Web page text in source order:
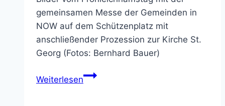
gemeinsamen Messe der Gemeinden in
NOW auf dem Schützenplatz mit
anschließender Prozession zur Kirche St.
Georg (Fotos: Bernhard Bauer)
WeiterlesenBilder